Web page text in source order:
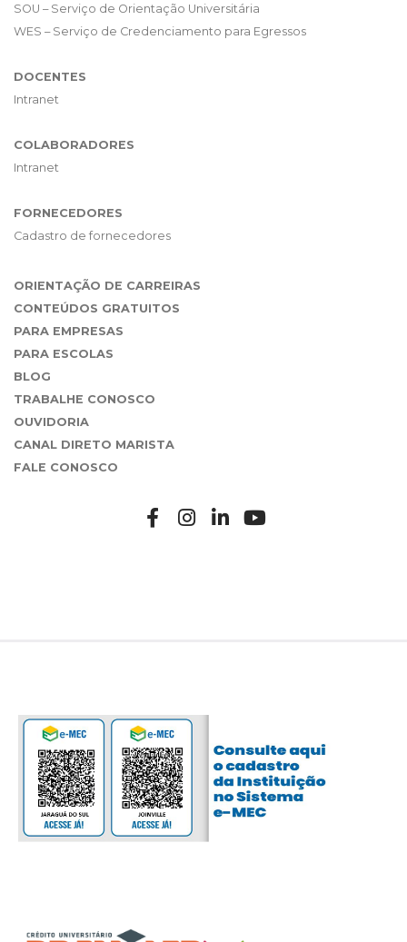
SOU – Serviço de Orientação Universitária
WES – Serviço de Credenciamento para Egressos
DOCENTES
Intranet
COLABORADORES
Intranet
FORNECEDORES
Cadastro de fornecedores
ORIENTAÇÃO DE CARREIRAS
CONTEÚDOS GRATUITOS
PARA EMPRESAS
PARA ESCOLAS
BLOG
TRABALHE CONOSCO
OUVIDORIA
CANAL DIRETO MARISTA
FALE CONOSCO